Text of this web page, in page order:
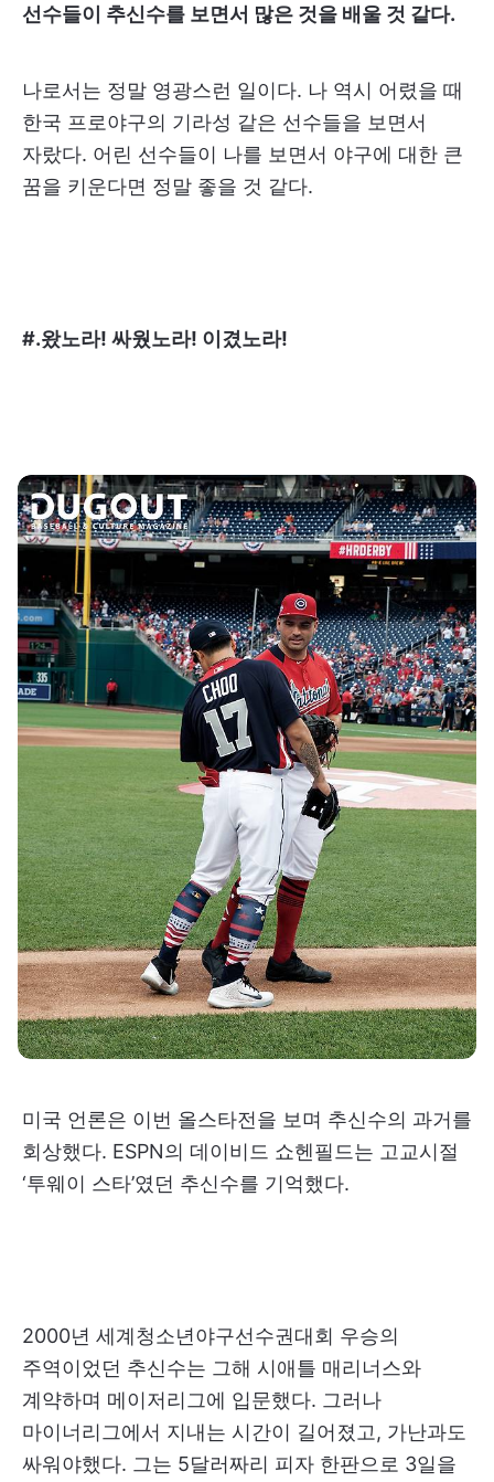
선수들이 추신수를 보면서 많은 것을 배울 것 같다.
나로서는 정말 영광스런 일이다. 나 역시 어렸을 때
한국 프로야구의 기라성 같은 선수들을 보면서
자랐다. 어린 선수들이 나를 보면서 야구에 대한 큰
꿈을 키운다면 정말 좋을 것 같다.
#.왔노라! 싸웠노라! 이겼노라!
미국 언론은 이번 올스타전을 보며 추신수의 과거를
회상했다. ESPN의 데이비드 쇼헨필드는 고교시절
‘투웨이 스타’였던 추신수를 기억했다.
2000년 세계청소년야구선수권대회 우승의
주역이었던 추신수는 그해 시애틀 매리너스와
계약하며 메이저리그에 입문했다. 그러나
마이너리그에서 지내는 시간이 길어졌고, 가난과도
싸워야했다. 그는 5달러짜리 피자 한판으로 3일을